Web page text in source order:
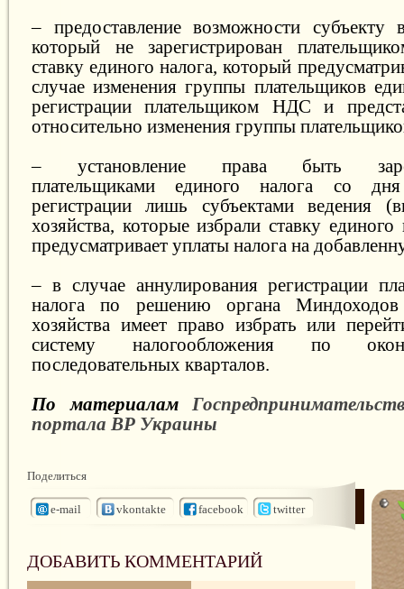
– предоставление возможности субъекту
который не зарегистрирован
ставку единого налога, который
случае изменения группы плательщиков
регистрации плательщиком НДС и
относительно изменения группы
– установление права быть
плательщиками единого налога со дня
регистрации лишь субъектами ведения
хозяйства, которые избрали ставку единого
предусматривает уплаты налога на
– в случае аннулирования регистрации
налога по решению органа Миндоходов
хозяйства имеет право избрать или
систему налогообложения по
последовательных кварталов.
По материалам
портала ВР Украины
Поделиться
e-mail vkontakte facebook twitter
ДОБАВИТЬ КОММЕНТАРИЙ